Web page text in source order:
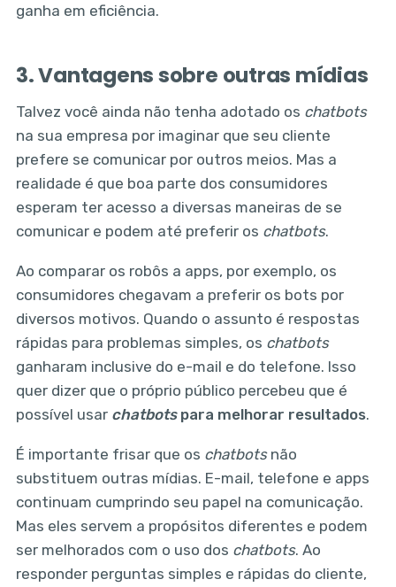
ganha em eficiência.
3. Vantagens sobre outras mídias
Talvez você ainda não tenha adotado os chatbots
na sua empresa por imaginar que seu cliente
prefere se comunicar por outros meios. Mas a
realidade é que boa parte dos consumidores
esperam ter acesso a diversas maneiras de se
comunicar e podem até preferir os chatbots.
Ao comparar os robôs a apps, por exemplo, os
consumidores chegavam a preferir os bots por
diversos motivos. Quando o assunto é respostas
rápidas para problemas simples, os chatbots
ganharam inclusive do e-mail e do telefone. Isso
quer dizer que o próprio público percebeu que é
possível usar chatbotspara melhorar resultados.
É importante frisar que os chatbotsnão
substituem outras mídias. E-mail, telefone e apps
continuam cumprindo seu papel na comunicação.
Mas eles servem a propósitos diferentes e podem
ser melhorados com o uso dos chatbots. Ao
responder perguntas simples e rápidas do cliente,